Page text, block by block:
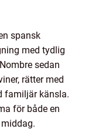
spansk
med tydlig
sedan
rätter med
familjär känsla.
för både en